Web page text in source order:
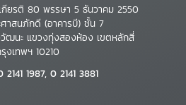
กียรติ 80 พรรษา 5 ธันวาคม 2550
ศาสนภักดี (อาคารบี) ชั้น 7
ฒนะ แขวงทุ่งสองห้อง เขตหลักสี่
งเทพฯ 10210
1987, 0 2141 3881